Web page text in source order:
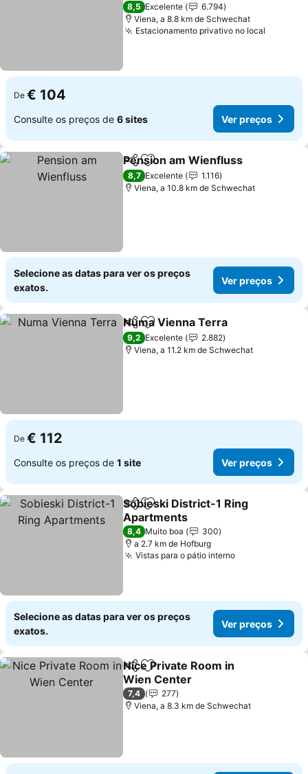
8,5 Excelente
6.794
Viena, a 8.8 km de Schwechat
Estacionamento privativo no local
De € 104
Consulte os preços de 6 sites Ver preços
PartilharAdicionar aos favoritos
Pension am Wienfluss
8,7 Excelente
1.116
Viena, a 10.8 km de Schwechat
Selecione as datas para ver os preços
exatos.
Ver preços
PartilharAdicionar aos favoritos
Numa Vienna Terra
9,2 Excelente
2.882
Viena, a 11.2 km de Schwechat
De € 112
Consulte os preços de 1 site Ver preços
PartilharAdicionar aos favoritos
Sobieski District-1 Ring
Apartments
8,4 Muito boa
300
a 2.7 km de Hofburg
Vistas para o pátio interno
Selecione as datas para ver os preços
exatos.
Ver preços
PartilharAdicionar aos favoritos
Nice Private Room in
Wien Center
7,4
277
Viena, a 8.3 km de Schwechat